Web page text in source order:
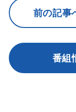
前の記事
番組